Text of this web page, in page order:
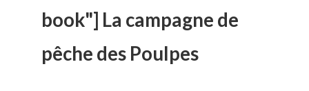
book"] La campagne de
pêche des Poulpes